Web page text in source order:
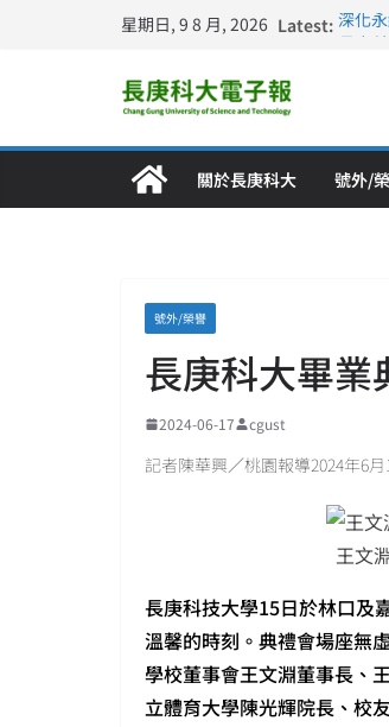
星期日, 9 8 月, 2026 Latest: 深化
關於長庚科大 號外/
號外/榮譽
長庚科大畢業
2024-06-17 cgust
記者陳華興／桃園報導2024年6
王文
長庚科技大學15日於林口及
溫馨的時刻。典禮會場座無
學校董事會王文淵董事長、
立體育大學陳光輝院長、校